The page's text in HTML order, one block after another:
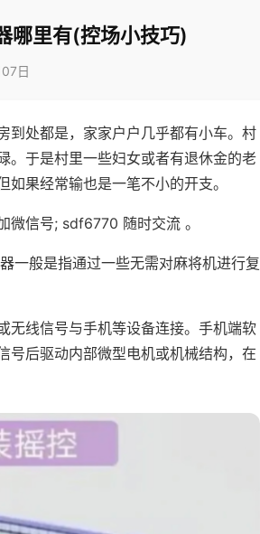
哪里有(控场小技巧)
日
到处都是，家家户户几乎都有小车。村
。于是村里一些妇女或者有退休金的老
果经常输也是一笔不小的开支。
微信号; sdf6770 随时交流 。
一般是指通过一些无需对麻将机进行复
无线信号与手机等设备连接。手机端软
号后驱动内部微型电机或机械结构，在